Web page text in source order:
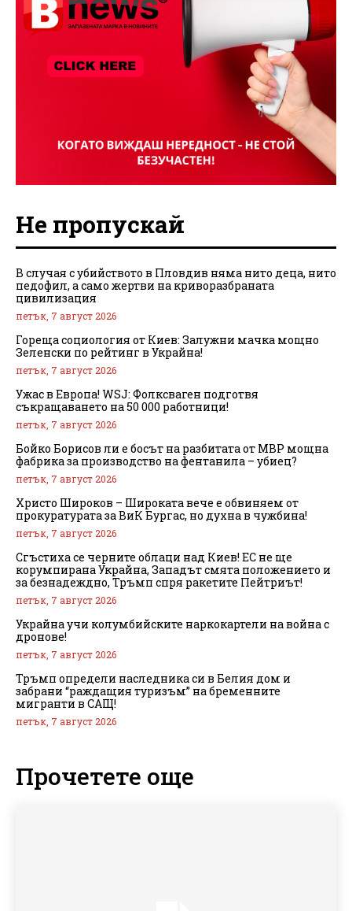
Не пропускай
В случая с убийството в Пловдив няма нито деца, нито
педофил, а само жертви на криворазбраната
цивилизация
петък, 7 август 2026
Гореща социология от Киев: Залужни мачка мощно
Зеленски по рейтинг в Украйна!
петък, 7 август 2026
Ужас в Европа! WSJ: Фолксваген подготвя
съкращаването на 50 000 работници!
петък, 7 август 2026
Бойко Борисов ли е босът на разбитата от МВР мощна
фабрика за производство на фентанила – убиец?
петък, 7 август 2026
Христо Широков – Широката вече е обвиняем от
прокуратурата за ВиК Бургас, но духна в чужбина!
петък, 7 август 2026
Сгъстиха се черните облаци над Киев! ЕС не ще
корумпирана Украйна, Западът смята положението и
за безнадеждно, Тръмп спря ракетите Пейтриът!
петък, 7 август 2026
Украйна учи колумбийските наркокартели на война с
дронове!
петък, 7 август 2026
Тръмп определи наследника си в Белия дом и
забрани “раждащия туризъм” на бременните
мигранти в САЩ!
петък, 7 август 2026
Прочетете още